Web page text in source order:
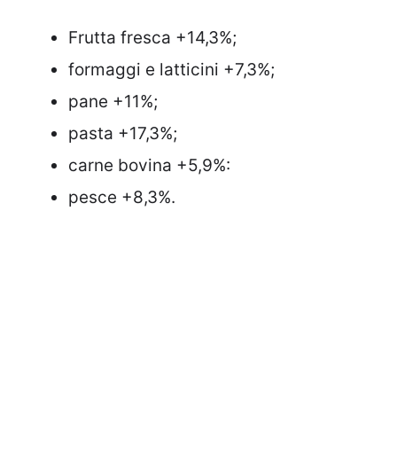
Frutta fresca +14,3%;
formaggi e latticini +7,3%;
pane +11%;
pasta +17,3%;
carne bovina +5,9%:
pesce +8,3%.